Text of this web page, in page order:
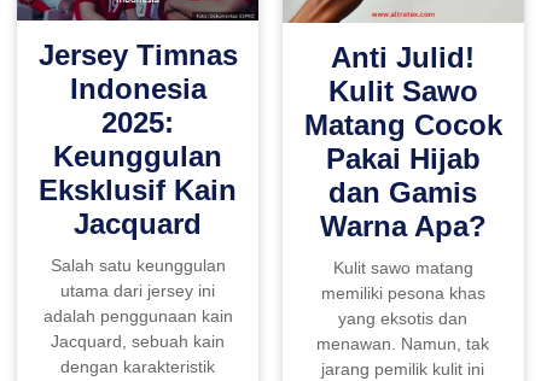
Jersey Timnas
Indonesia
2025:
Keunggulan
Eksklusif Kain
Jacquard
Salah satu keunggulan
utama dari jersey ini
adalah penggunaan kain
Jacquard, sebuah kain
dengan karakteristik
Anti Julid!
Kulit Sawo
Matang Cocok
Pakai Hijab
dan Gamis
Warna Apa?
Kulit sawo matang
memiliki pesona khas
yang eksotis dan
menawan. Namun, tak
jarang pemilik kulit ini